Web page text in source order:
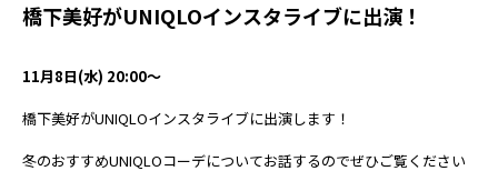
橋下美好がUNIQLOインスタライブに出演！
11月8日(水) 20:00〜
橋下美好がUNIQLOインスタライブに出演します！
冬のおすすめUNIQLOコーデについてお話するのでぜひご覧ください